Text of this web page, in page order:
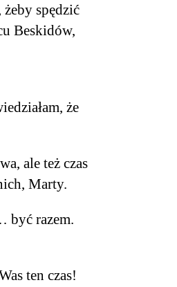
spędzić
Beskidów,
że
ale też czas
Marty.
być razem.
ten czas!